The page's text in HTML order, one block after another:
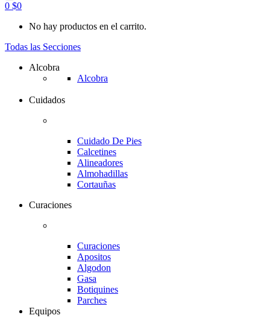
0 $0
No hay productos en el carrito.
Todas las Secciones
Alcobra
Alcobra
Cuidados
Cuidado De Pies
Calcetines
Alineadores
Almohadillas
Cortauñas
Curaciones
Curaciones
Apositos
Algodon
Gasa
Botiquines
Parches
Equipos